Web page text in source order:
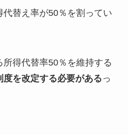
代替え率が50％を割ってい
得代替率50％を維持する
度を改定する必要があるっ